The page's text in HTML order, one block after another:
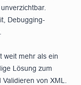
Debugging-
weit mehr als ein
Lösung zum
von XML.